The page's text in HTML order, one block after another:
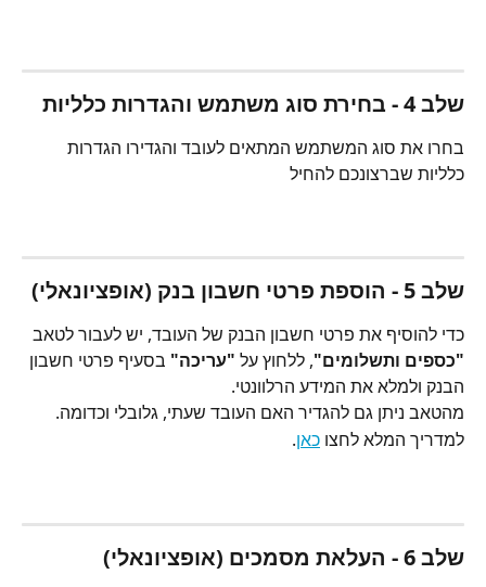
שלב 4 - בחירת סוג משתמש והגדרות כלליות
בחרו את סוג המשתמש המתאים לעובד והגדירו הגדרות
כלליות שברצונכם להחיל
שלב 5 - הוספת פרטי חשבון בנק (אופציונאלי)
כדי להוסיף את פרטי חשבון הבנק של העובד, יש לעבור לטאב
"כספים ותשלומים", ללחוץ על "עריכה" בסעיף פרטי חשבון
הבנק ולמלא את המידע הרלוונטי.
מהטאב ניתן גם להגדיר האם העובד שעתי, גלובלי וכדומה.
למדריך המלא לחצו כאן.
שלב 6 - העלאת מסמכים (אופציונאלי)